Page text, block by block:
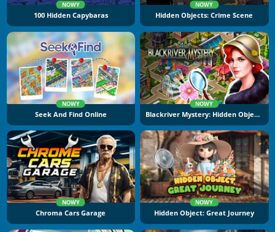
NOWY
100 Hidden Capybaras
NOWY
Hidden Objects: Crime Scene
NOWY
Seek And Find Online
NOWY
Blackriver Mystery: Hidden Objects
NOWY
Chroma Cars Garage
NOWY
Hidden Object: Great Journey